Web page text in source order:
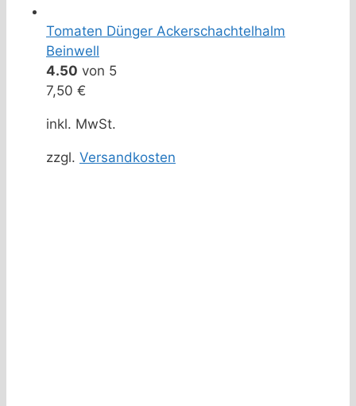
Tomaten Dünger Ackerschachtelhalm
Beinwell
4.50 von 5
7,50 €
inkl. MwSt.
zzgl. Versandkosten